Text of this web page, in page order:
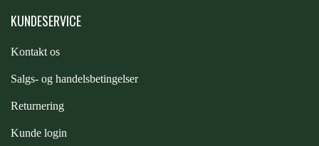
PREMIER EQUINE BENBESKYTTELSE
PREMIER EQUINE TRANSPORT
KÄLLQUIST EQUESTIAN
KUNDESERVICE
Kontakt os
Salgs- og handelsbetingelser
Returnering
Kunde login